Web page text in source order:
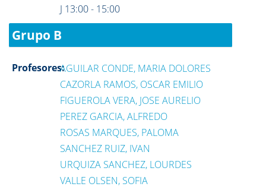
J 13:00 - 15:00
Grupo B
Profesores:AGUILAR CONDE, MARIA DOLORES
CAZORLA RAMOS, OSCAR EMILIO
FIGUEROLA VERA, JOSE AURELIO
PEREZ GARCIA, ALFREDO
ROSAS MARQUES, PALOMA
SANCHEZ RUIZ, IVAN
URQUIZA SANCHEZ, LOURDES
VALLE OLSEN, SOFIA